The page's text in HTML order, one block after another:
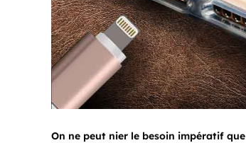
On ne peut nier le besoin impératif